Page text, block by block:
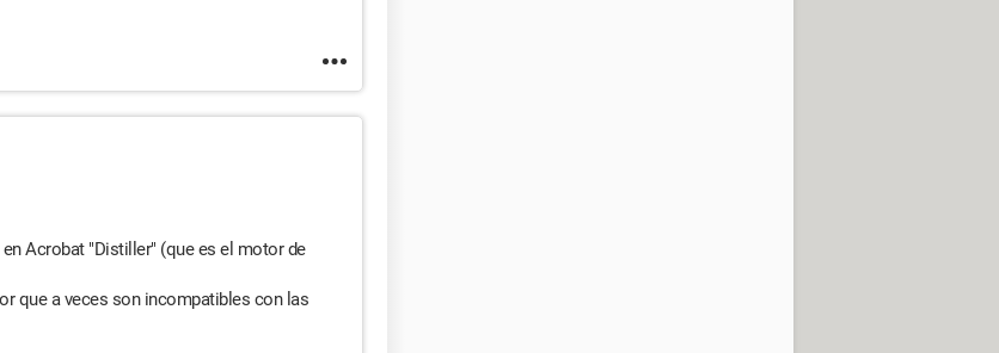
Acrobat "Distiller" (que es el motor de
que a veces son incompatibles con las